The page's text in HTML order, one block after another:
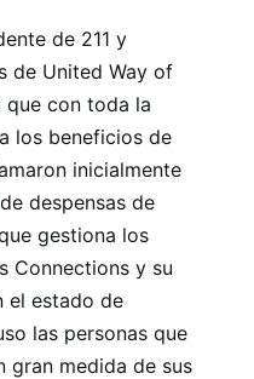
de 211 y
de United Way of
que con toda la
los beneficios de
inicialmente
despensas de
gestiona los
Connections y su
el estado de
las personas que
gran medida de sus